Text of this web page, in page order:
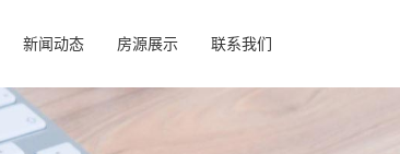
新闻动态 房源展示 联系我们